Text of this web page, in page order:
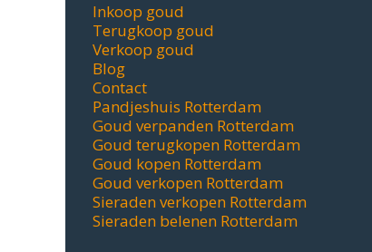
Inkoop goud
Terugkoop goud
Verkoop goud
Blog
Contact
Pandjeshuis Rotterdam
Goud verpanden Rotterdam
Goud terugkopen Rotterdam
Goud kopen Rotterdam
Goud verkopen Rotterdam
Sieraden verkopen Rotterdam
Sieraden belenen Rotterdam